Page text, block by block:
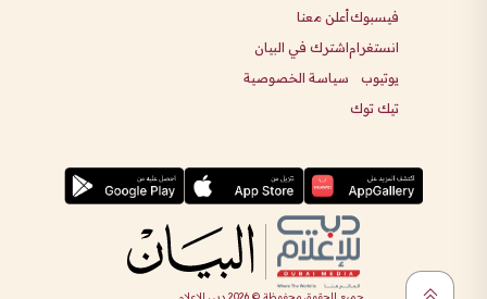
فيسبوك
انستغرام
يوتيوب
تيك توك
أعلن معنا
اشترك في البيان
سياسة الخصوصية